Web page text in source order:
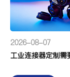
2026-08-07
工业连接器定制